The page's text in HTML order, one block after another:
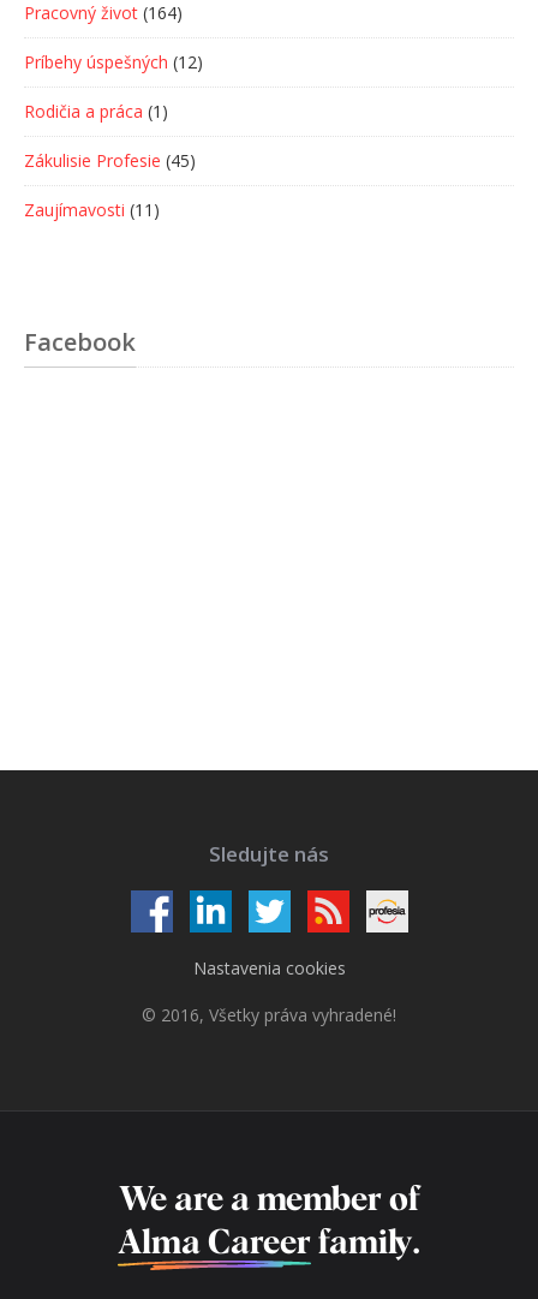
Pracovný život (164)
Príbehy úspešných (12)
Rodičia a práca (1)
Zákulisie Profesie (45)
Zaujímavosti (11)
Facebook
Sledujte nás
Nastavenia cookies
© 2016, Všetky práva vyhradené!
We are a member of
Alma Career family.